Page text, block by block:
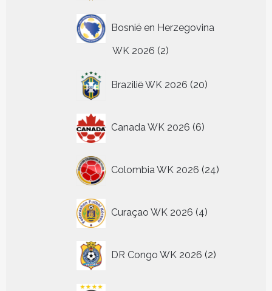
Bosnië en Herzegovina
WK 2026 22
Brazilië WK 2026 20
producten
Canada WK 2026 6
producten
Colombia WK 2026 24
producten
Curaçao WK 2026 4
producten
DR Congo WK 2026 2
producten